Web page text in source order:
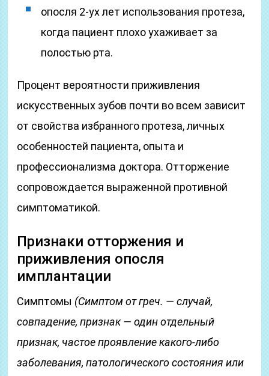
опосля 2-ух лет использования протеза,
когда пациент плохо ухаживает за
полостью рта.
Процент вероятности приживления
искусственных зубов почти во всем зависит
от свойства избранного протеза, личных
особенностей пациента, опыта и
профессионализма доктора. Отторжение
сопровождается выраженной противной
симптоматикой.
Признаки отторжения и
приживления опосля
имплантации
Симптомы (Симптом от греч. — случай,
совпадение, признак — один отдельный
признак, частое проявление какого-либо
заболевания, патологического состояния или